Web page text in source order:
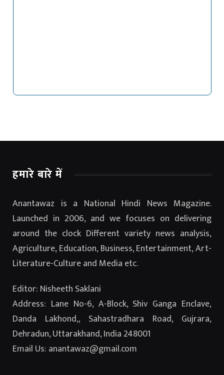
हमारे बारे में
Anantawaz is a National Hindi News Magazine.
Launched in 2006, and we focuses on delivering
around the clock Different variety news analysis,
Agriculture, Education, Business, Entertainment, Art-
Literature-Culture and Media etc.
Editor: Nisheeth Saklani
Address: Lane No-6, A-Block, Shiv Ganga Enclave,
Danda Lakhond,, Sahastradhara Road, Gujrara,
Dehradun, Uttarakhand, India 248001
Email Us: anantawaz@gmail.com